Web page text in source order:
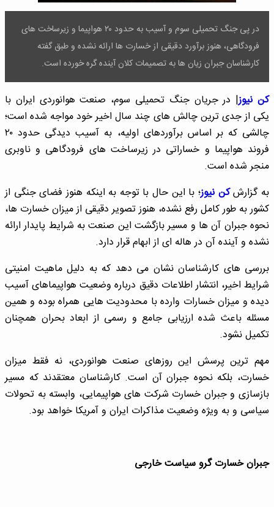
در پی جنگ تحمیلی سوم و آسیب به حدود ۲۰ هواپیما و زیرساخت های
فرودگاهی، هنوز برآورد دقیقی از خسارت ها ارائه نشده و طبق گفته
کارشناسان جبران زیان ها به تصمیمات کلان آینده گره خورده است.
کن نیوز| در جریان جنگ تحمیلی سوم، صنعت هوانوردی ایران با
یکی از جدی ترین چالش های چند سال اخیر خود مواجه شده است؛
چالشی که بر اساس برآوردهای اولیه، به آسیب دیدگی حدود ۲۰
فروند هواپیما و خساراتی در زیرساخت های فرودگاهی و ناوبری
منجر شده است.
به گزارشکن نیوز؛ با این حال با توجه به اینکه هنوز فضای جنگی از
کشور به طور کامل رفع نشده، هنوز تصویر دقیقی از میزان خسارت ها،
نحوه جبران آن ها و مسیر بازگشت این صنعت به شرایط پایدار ارائه
نشده و آینده آن در هاله ای از ابهام قرار دارد.
بررسی های کارشناسان نشان می دهد که به دلیل ماهیت امنیتی
شرایط اخیر، انتشار اطلاعات دقیق درباره وضعیت هواپیماهای آسیب
دیده و میزان خسارات وارده با محدودیت هایی همراه بوده و همین
مسئله باعث شده ارزیابی جامع و رسمی از ابعاد بحران همچنان
تکمیل نشود.
مهم ترین پرسش این روزهای صنعت هوانوردی، نه فقط میزان
خسارت، بلکه نحوه جبران آن است. کارشناسان معتقدند که مسیر
بازسازی و جبران خسارت شرکت های هواپیمایی، وابسته به تحولات
سیاسی و به ویژه وضعیت مذاکرات ایران و آمریکا خواهد بود.
جبران خسارت گرو سیاست خارجی